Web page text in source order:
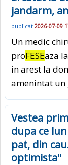
jandarm,
publicat 2026-07-09
Un medic
proFESEaza
in arest la
amenintat un
Vestea
dupa ce
pat, din
optimista"